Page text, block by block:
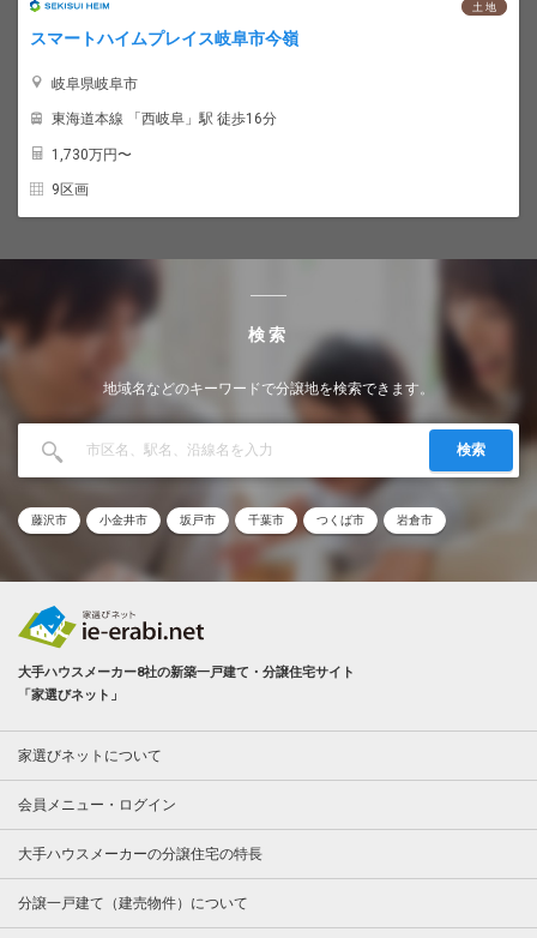
土 地
スマートハイムプレイス岐阜市今嶺
岐阜県岐阜市
東海道本線 「西岐阜」駅 徒歩16分
1,730万円〜
9区画
検索
地域名などのキーワードで分譲地を検索できます。
検索
藤沢市 小金井市 坂戸市 千葉市 つくば市 岩倉市
大手ハウスメーカー8社の新築一戸建て・分譲住宅サイト
「家選びネット」
家選びネットについて
会員メニュー・ログイン
大手ハウスメーカーの分譲住宅の特長
分譲一戸建て（建売物件）について